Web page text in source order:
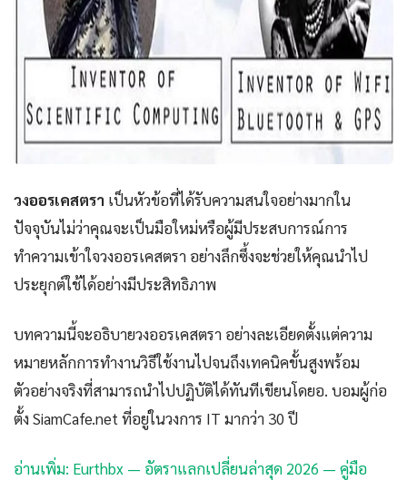
วงออรเคสตรา เป็นหัวข้อที่ได้รับความสนใจอย่างมากใน
ปัจจุบันไม่ว่าคุณจะเป็นมือใหม่หรือผู้มีประสบการณ์การ
ทำความเข้าใจวงออรเคสตรา อย่างลึกซึ้งจะช่วยให้คุณนำไป
ประยุกต์ใช้ได้อย่างมีประสิทธิภาพ
บทความนี้จะอธิบายวงออรเคสตรา อย่างละเอียดตั้งแต่ความ
หมายหลักการทำงานวิธีใช้งานไปจนถึงเทคนิคขั้นสูงพร้อม
ตัวอย่างจริงที่สามารถนำไปปฏิบัติได้ทันทีเขียนโดยอ. บอมผู้ก่อ
ตั้ง SiamCafe.net ที่อยู่ในวงการ IT มากว่า 30 ปี
อ่านเพิ่ม: Eurthbx — อัตราแลกเปลี่ยนล่าสุด 2026 — คู่มือ